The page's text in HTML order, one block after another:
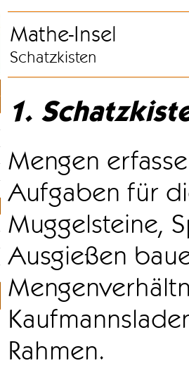
Mathe-Insel
Schatzkisten
1.
Mengen
Aufgaben für
Muggelsteine,
Ausgießen
Rahmen.